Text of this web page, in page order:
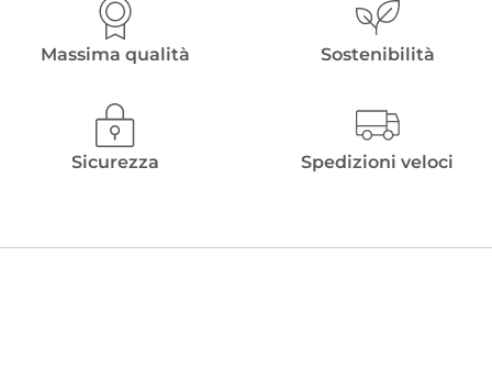
Massima qualità Sostenibilità
Sicurezza Spedizioni veloci